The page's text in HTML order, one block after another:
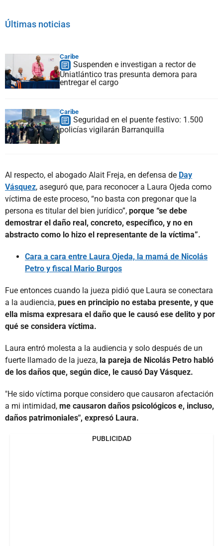
Últimas noticias
Caribe
Suspenden e investigan a rector de
Uniatlántico tras presunta demora para
entregar el cargo
Caribe
Seguridad en el puente festivo: 1.500
policías vigilarán Barranquilla
Al respecto, el abogado Alait Freja, en defensa de Day
Vásquez, aseguró que, para reconocer a Laura Ojeda como
víctima de este proceso, “no basta con pregonar que la
persona es titular del bien jurídico”, porque “se debe
demostrar el daño real, concreto, específico, y no en
abstracto como lo hizo el representante de la víctima”.
Cara a cara entre Laura Ojeda, la mamá de Nicolás
Petro y fiscal Mario Burgos
Fue entonces cuando la jueza pidió que Laura se conectara
a la audiencia, pues en principio no estaba presente, y que
ella misma expresara el daño que le causó ese delito y por
qué se considera víctima.
Laura entró molesta a la audiencia y solo después de un
fuerte llamado de la jueza, la pareja de Nicolás Petro habló
de los daños que, según dice, le causó Day Vásquez.
"He sido víctima porque considero que causaron afectación
a mi intimidad, me causaron daños psicológicos e, incluso,
daños patrimoniales", expresó Laura.
PUBLICIDAD